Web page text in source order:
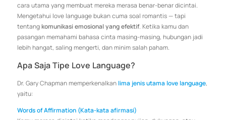
cara utama yang membuat mereka merasa benar-benar dicintai.
Mengetahui love language bukan cuma soal romantis — tapi
tentangkomunikasi emosional yang efektif. Ketika kamu dan
pasangan memahami bahasa cinta masing-masing, hubungan jadi
lebih hangat, saling mengerti, dan minim salah paham.
Apa Saja Tipe Love Language?
Dr. Gary Chapman memperkenalkan lima jenis utama love language,
yaitu:
Words of Affirmation (Kata-kata afirmasi)